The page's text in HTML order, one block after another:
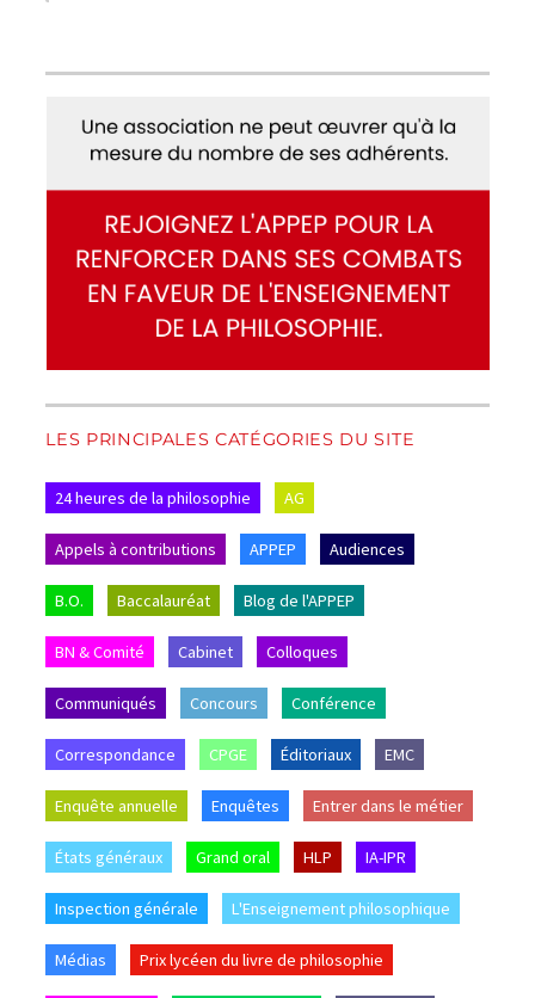
LES PRINCIPALES CATÉGORIES DU SITE
24 heures de la philosophie AG
Appels à contributions APPEP Audiences
B.O. Baccalauréat Blog de l'APPEP
BN & Comité Cabinet Colloques
Communiqués Concours Conférence
Correspondance CPGE Éditoriaux EMC
Enquête annuelle Enquêtes Entrer dans le métier
États généraux Grand oral HLP IA-IPR
Inspection générale L'Enseignement philosophique
Médias Prix lycéen du livre de philosophie